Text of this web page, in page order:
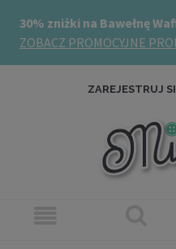
ZAREJESTRUJ